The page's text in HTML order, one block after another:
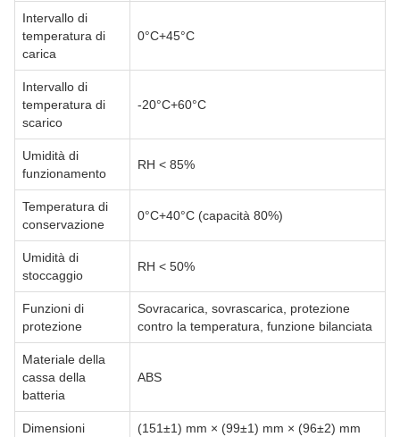
Intervallo di
temperatura di
carica
0°C+45°C
Intervallo di
temperatura di
scarico
-20°C+60°C
Umidità di
funzionamento
RH < 85%
Temperatura di
conservazione
0°C+40°C (capacità 80%)
Umidità di
stoccaggio
RH < 50%
Funzioni di
protezione
Sovracarica, sovrascarica, protezione
contro la temperatura, funzione bilanciata
Materiale della
cassa della
batteria
ABS
Dimensioni (151±1) mm × (99±1) mm × (96±2) mm